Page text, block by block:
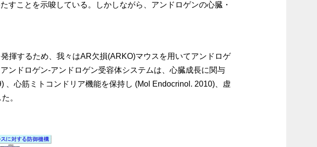
すことを示唆している。しかしながら、アンドロゲンの心臓・
揮するため、我々はAR欠損(ARKO)マウスを用いてアンドロゲ
ンドロゲン-アンドロゲン受容体システムは、心臓成長に関与
心筋ミトコンドリア機能を保持し (Mol Endocrinol. 2010)、虚
。